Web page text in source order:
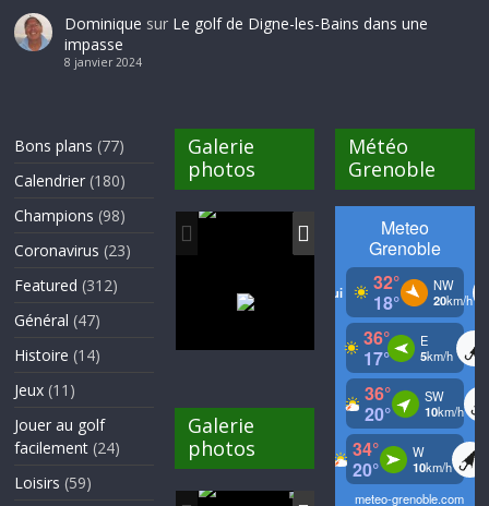
Dominique sur Le golf de Digne-les-Bains dans une
impasse
8 janvier 2024
Bons plans (77)
Calendrier (180)
Champions (98)
Coronavirus (23)
Featured (312)
Général (47)
Histoire (14)
Jeux (11)
Jouer au golf
facilement (24)
Loisirs (59)
Galerie
photos
Galerie
photos
Météo
Grenoble